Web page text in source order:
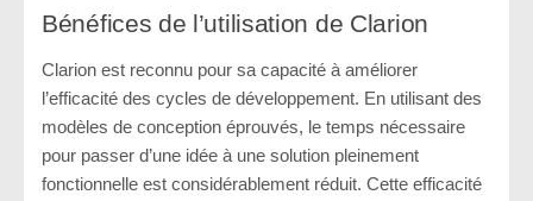
Bénéfices de l’utilisation de Clarion
Clarion est reconnu pour sa capacité à améliorer
l’efficacité des cycles de développement. En utilisant des
modèles de conception éprouvés, le temps nécessaire
pour passer d’une idée à une solution pleinement
fonctionnelle est considérablement réduit. Cette efficacité